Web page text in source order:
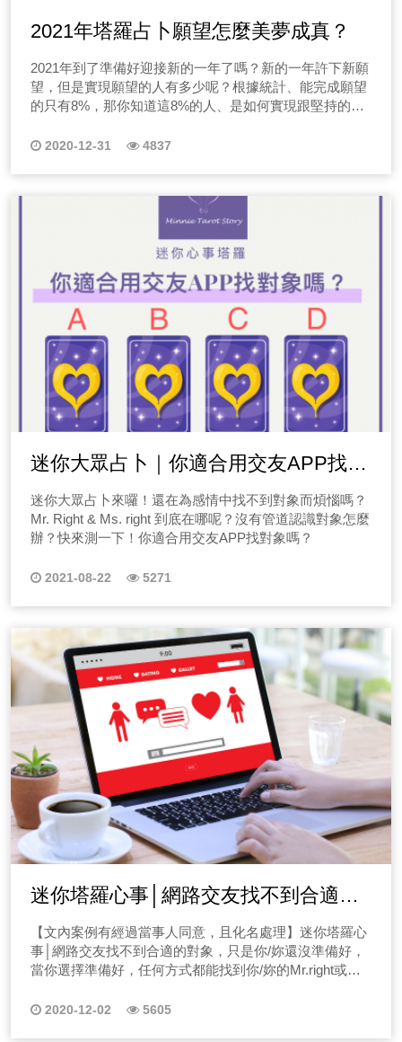
2021年塔羅占卜願望怎麼美夢成真？
2021年到了準備好迎接新的一年了嗎？新的一年許下新願
望，但是實現願望的人有多少呢？根據統計、能完成願望
的只有8%，那你知道這8%的人、是如何實現跟堅持的
2020-12-31 4837
迷你大眾占卜｜你適合用交友APP找對
象嗎？
迷你大眾占卜來囉！還在為感情中找不到對象而煩惱嗎？
Mr. Right & Ms. right 到底在哪呢？沒有管道認識對象怎麼
辦？快來測一下！你適合用交友APP找對象嗎？
2021-08-22 5271
迷你塔羅心事│網路交友找不到合適的
對象，只是你/妳還沒準備好
【文內案例有經過當事人同意，且化名處理】迷你塔羅心
事│網路交友找不到合適的對象，只是你/妳還沒準備好，
當你選擇準備好，任何方式都能找到你/妳的Mr.right或
為那道暖風，讓它安然落地。
2020-12-02 5605